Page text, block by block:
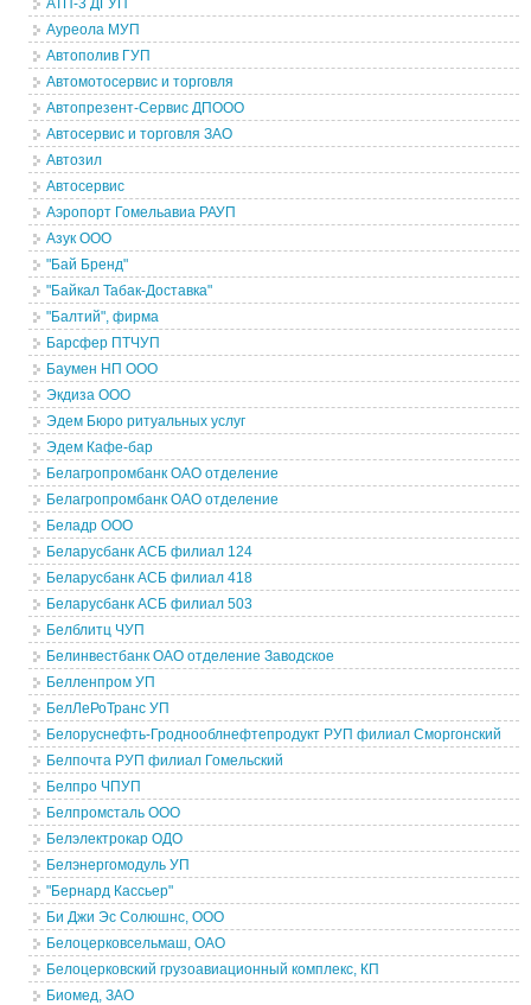
АТП-3 ДГУП
Ауреола МУП
Автополив ГУП
Автомотосервис и торговля
Автопрезент-Сервис ДПООО
Автосервис и торговля ЗАО
Автозил
Автосервис
Аэропорт Гомельавиа РАУП
Азук ООО
"Бай Бренд"
"Байкал Табак-Доставка"
"Балтий", фирма
Барсфер ПТЧУП
Баумен НП ООО
Экдиза ООО
Эдем Бюро ритуальных услуг
Эдем Кафе-бар
Белагропромбанк ОАО отделение
Белагропромбанк ОАО отделение
Беладр ООО
Беларусбанк АСБ филиал 124
Беларусбанк АСБ филиал 418
Беларусбанк АСБ филиал 503
Белблитц ЧУП
Белинвестбанк ОАО отделение Заводское
Белленпром УП
БелЛеРоТранс УП
Белоруснефть-Гроднооблнефтепродукт РУП филиал Сморгонский
Белпочта РУП филиал Гомельский
Белпро ЧПУП
Белпромсталь ООО
Белэлектрокар ОДО
Белэнергомодуль УП
"Бернард Кассьер"
Би Джи Эс Солюшнс, ООО
Белоцерковсельмаш, ОАО
Белоцерковский грузоавиационный комплекс, КП
Биомед, ЗАО